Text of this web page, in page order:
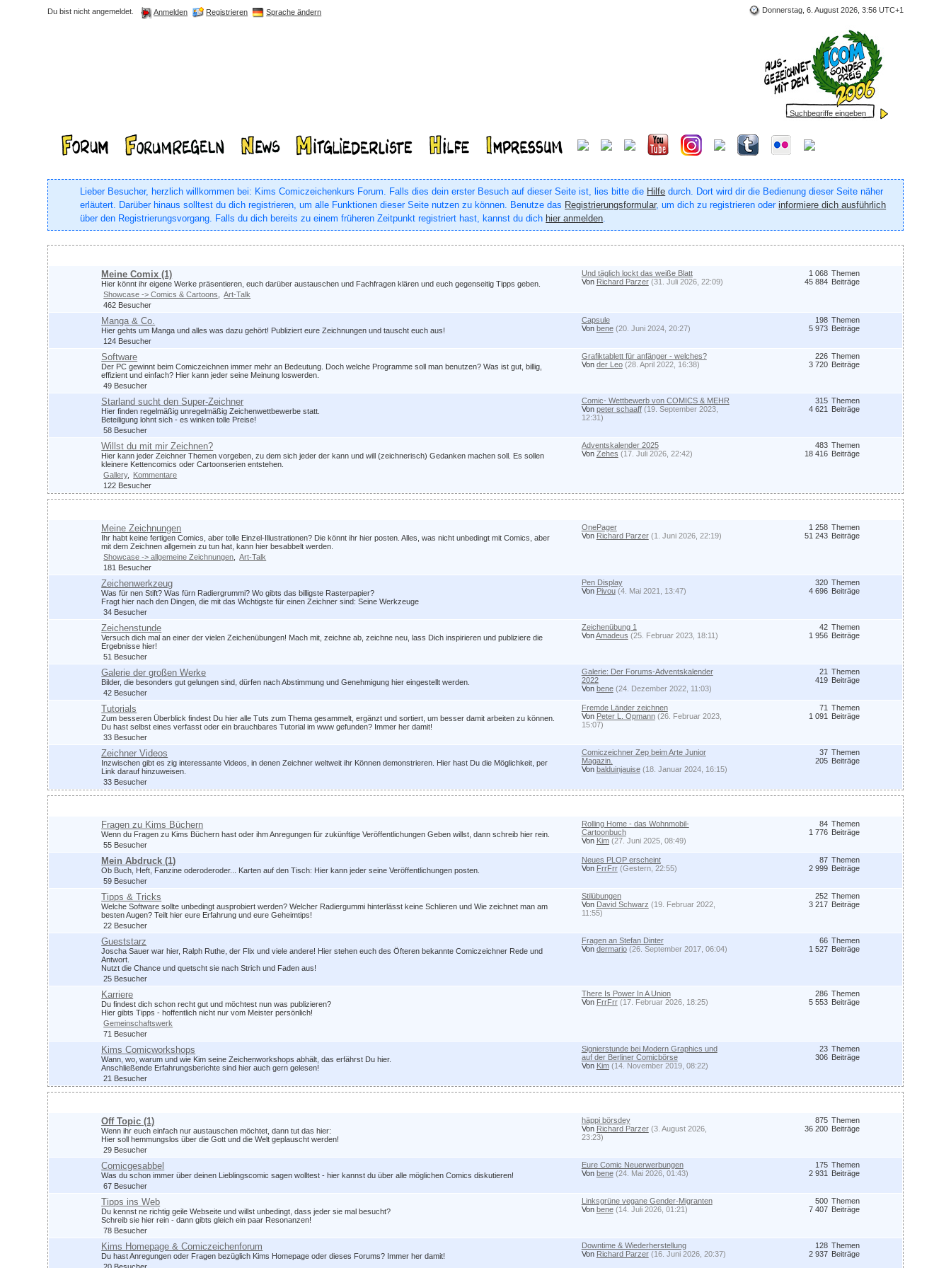
Donnerstag, 6. August 2026, 3:56 UTC+1
Du bist nicht angemeldet. Anmelden Registrieren Sprache ändern
Lieber Besucher, herzlich willkommen bei: Kims Comiczeichenkurs Forum. Falls dies dein erster Besuch auf dieser Seite ist, lies bitte die Hilfe durch. Dort wird dir die Bedienung dieser Seite näher
erläutert. Darüber hinaus solltest du dich registrieren, um alle Funktionen dieser Seite nutzen zu können. Benutze das Registrierungsformular, um dich zu registrieren oderinformiere dich ausführlich
über den Registrierungsvorgang. Falls du dich bereits zu einem früheren Zeitpunkt registriert hast, kannst du dich hier anmelden.
Meine Comix (1)
Hier könnt ihr eigene Werke präsentieren, euch darüber austauschen und Fachfragen klären und euch gegenseitig Tipps geben.
Showcase -> Comics & Cartoons
Art-Talk
462 Besucher
Und täglich lockt das weiße Blatt
Von Richard Parzer (31. Juli 2026, 22:09)
Themen
1 068
Beiträge
45 884
Manga & Co.
Hier gehts um Manga und alles was dazu gehört! Publiziert eure Zeichnungen und tauscht euch aus!
124 Besucher
Capsule
Von bene (20. Juni 2024, 20:27)
Themen
198
Beiträge
5 973
Software
Der PC gewinnt beim Comiczeichnen immer mehr an Bedeutung. Doch welche Programme soll man benutzen? Was ist gut, billig,
effizient und einfach? Hier kann jeder seine Meinung loswerden.
49 Besucher
Grafiktablett für anfänger - welches?
Von der Leo (28. April 2022, 16:38)
Themen
226
Beiträge
3 720
Starland sucht den Super-Zeichner
Hier finden regelmäßig unregelmäßig Zeichenwettbewerbe statt.
Beteiligung lohnt sich - es winken tolle Preise!
58 Besucher
Comic- Wettbewerb von COMICS & MEHR
Von peter schaaff (19. September 2023,
12:31)
Themen
315
Beiträge
4 621
Willst du mit mir Zeichnen?
Hier kann jeder Zeichner Themen vorgeben, zu dem sich jeder der kann und will (zeichnerisch) Gedanken machen soll. Es sollen
kleinere Kettencomics oder Cartoonserien entstehen.
Gallery
Kommentare
122 Besucher
Adventskalender 2025
Von Zehes (17. Juli 2026, 22:42)
Themen
483
Beiträge
18 416
Meine Zeichnungen
Ihr habt keine fertigen Comics, aber tolle Einzel-Illustrationen? Die könnt ihr hier posten. Alles, was nicht unbedingt mit Comics, aber
mit dem Zeichnen allgemein zu tun hat, kann hier besabbelt werden.
Showcase -> allgemeine Zeichnungen
Art-Talk
181 Besucher
OnePager
Von Richard Parzer (1. Juni 2026, 22:19)
Themen
1 258
Beiträge
51 243
Zeichenwerkzeug
Was für nen Stift? Was fürn Radiergrummi? Wo gibts das billigste Rasterpapier?
Fragt hier nach den Dingen, die mit das Wichtigste für einen Zeichner sind: Seine Werkzeuge
34 Besucher
Pen Display
Von Pivou (4. Mai 2021, 13:47)
Themen
320
Beiträge
4 696
Zeichenstunde
Versuch dich mal an einer der vielen Zeichenübungen! Mach mit, zeichne ab, zeichne neu, lass Dich inspirieren und publiziere die
Ergebnisse hier!
51 Besucher
Zeichenübung 1
VonAmadeus (25. Februar 2023, 18:11)
Themen
42
Beiträge
1 956
Galerie der großen Werke
Bilder, die besonders gut gelungen sind, dürfen nach Abstimmung und Genehmigung hier eingestellt werden.
42 Besucher
Galerie: Der Forums-Adventskalender
2022
Von bene (24. Dezember 2022, 11:03)
Themen
21
Beiträge
419
Tutorials
Zum besseren Überblick findest Du hier alle Tuts zum Thema gesammelt, ergänzt und sortiert, um besser damit arbeiten zu können.
Du hast selbst eines verfasst oder ein brauchbares Tutorial im www gefunden? Immer her damit!
33 Besucher
Fremde Länder zeichnen
Von Peter L. Opmann (26. Februar 2023,
15:07)
Themen
71
Beiträge
1 091
Zeichner Videos
Inzwischen gibt es zig interessante Videos, in denen Zeichner weltweit ihr Können demonstrieren. Hier hast Du die Möglichkeit, per
Link darauf hinzuweisen.
33 Besucher
Comiczeichner Zep beim Arte Junior
Magazin.
Von balduinjauise (18. Januar 2024, 16:15)
Themen
37
Beiträge
205
Fragen zu Kims Büchern
Wenn du Fragen zu Kims Büchern hast oder ihm Anregungen für zukünftige Veröffentlichungen Geben willst, dann schreib hier rein.
55 Besucher
Rolling Home - das Wohnmobil-
Cartoonbuch
Von Kim (27. Juni 2025, 08:49)
Themen
84
Beiträge
1 776
Mein Abdruck (1)
Ob Buch, Heft, Fanzine oderoderoder... Karten auf den Tisch: Hier kann jeder seine Veröffentlichungen posten.
59 Besucher
Neues PLOP erscheint
Von FrrFrr (Gestern, 22:55)
Themen
87
Beiträge
2 999
Tipps & Tricks
Welche Software sollte unbedingt ausprobiert werden? Welcher Radiergummi hinterlässt keine Schlieren und Wie zeichnet man am
besten Augen? Teilt hier eure Erfahrung und eure Geheimtips!
22 Besucher
Stilübungen
Von David Schwarz (19. Februar 2022,
11:55)
Themen
252
Beiträge
3 217
Gueststarz
Joscha Sauer war hier, Ralph Ruthe, der Flix und viele andere! Hier stehen euch des Öfteren bekannte Comiczeichner Rede und
Antwort.
Nutzt die Chance und quetscht sie nach Strich und Faden aus!
25 Besucher
Fragen an Stefan Dinter
Von dermario (26. September 2017, 06:04)
Themen
66
Beiträge
1 527
Karriere
Du findest dich schon recht gut und möchtest nun was publizieren?
Hier gibts Tipps - hoffentlich nicht nur vom Meister persönlich!
Gemeinschaftswerk
71 Besucher
There Is Power In A Union
Von FrrFrr (17. Februar 2026, 18:25)
Themen
286
Beiträge
5 553
Kims Comicworkshops
Wann, wo, warum und wie Kim seine Zeichenworkshops abhält, das erfährst Du hier.
Anschließende Erfahrungsberichte sind hier auch gern gelesen!
21 Besucher
Signierstunde bei Modern Graphics und
auf der Berliner Comicbörse
Von Kim (14. November 2019, 08:22)
Themen
23
Beiträge
306
Off Topic (1)
Wenn ihr euch einfach nur austauschen möchtet, dann tut das hier:
Hier soll hemmungslos über die Gott und die Welt geplauscht werden!
29 Besucher
häppi börsdey
Von Richard Parzer (3. August 2026,
23:23)
Themen
875
Beiträge
36 200
Comicgesabbel
Was du schon immer über deinen Lieblingscomic sagen wolltest - hier kannst du über alle möglichen Comics diskutieren!
67 Besucher
Eure Comic Neuerwerbungen
Von bene (24. Mai 2026, 01:43)
Themen
175
Beiträge
2 931
Tipps ins Web
Du kennst ne richtig geile Webseite und willst unbedingt, dass jeder sie mal besucht?
Schreib sie hier rein - dann gibts gleich ein paar Resonanzen!
78 Besucher
Linksgrüne vegane Gender-Migranten
Von bene (14. Juli 2026, 01:21)
Themen
500
Beiträge
7 407
Kims Homepage & Comiczeichenforum
Du hast Anregungen oder Fragen bezüglich Kims Homepage oder dieses Forums? Immer her damit!
Downtime & Wiederherstellung
Von Richard Parzer (16. Juni 2026, 20:37)
Themen
128
Beiträge
2 937